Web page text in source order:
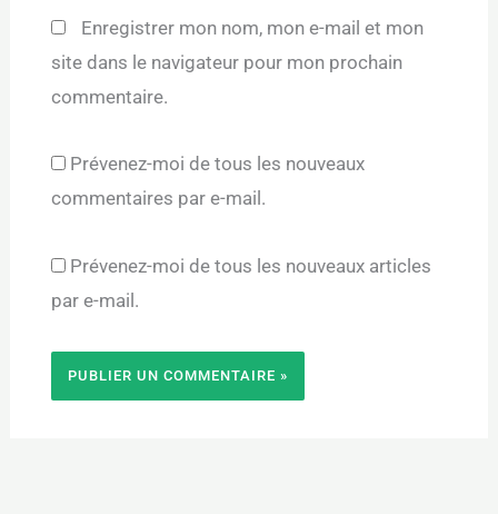
Enregistrer mon nom, mon e-mail et mon
site dans le navigateur pour mon prochain
commentaire.
Prévenez-moi de tous les nouveaux
commentaires par e-mail.
Prévenez-moi de tous les nouveaux articles
par e-mail.